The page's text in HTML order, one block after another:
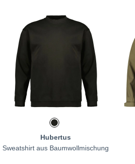
Hubertus
Sweatshirt aus Baumwollmischung